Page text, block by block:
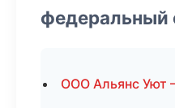
федеральный
ООО Альянс Уют